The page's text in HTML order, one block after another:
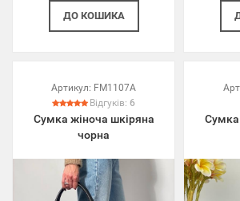
ДО КОШИКА
Артикул: FM1107A
Відгуків: 6
Сумка жіноча шкіряна
чорна
Сумка